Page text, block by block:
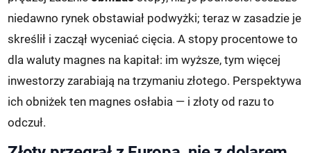
niedawno rynek obstawiał podwyżki; teraz w zasadzie je
skreślił i zaczął wyceniać cięcia. A stopy procentowe to
dla waluty magnes na kapitał: im wyższe, tym więcej
inwestorzy zarabiają na trzymaniu złotego. Perspektywa
ich obniżek ten magnes osłabia — i złoty od razu to
odczuł.